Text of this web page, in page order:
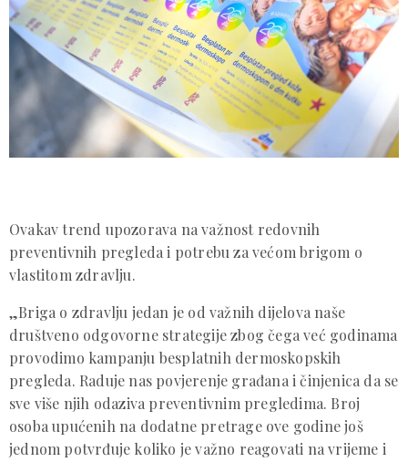
Ovakav trend upozorava na važnost redovnih
preventivnih pregleda i potrebu za većom brigom o
vlastitom zdravlju.
„Briga o zdravlju jedan je od važnih dijelova naše
društveno odgovorne strategije zbog čega već godinama
provodimo kampanju besplatnih dermoskopskih
pregleda. Raduje nas povjerenje građana i činjenica da se
sve više njih odaziva preventivnim pregledima. Broj
osoba upućenih na dodatne pretrage ove godine još
jednom potvrđuje koliko je važno reagovati na vrijeme i